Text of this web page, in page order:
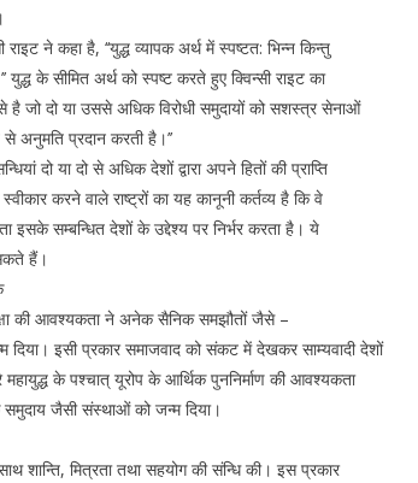
राइट ने कहा है, ‘‘युद्ध व्यापक अर्थ में स्पष्टत: भिन्न किन्तु
युद्ध के सीमित अर्थ को स्पष्ट करते हुए क्विन्सी राइट का
जो दो या उससे अधिक विरोधी समुदायों को सशस्त्र सेनाओं
अनुमति प्रदान करती है।’’
दो या दो से अधिक देशों द्वारा अपने हितों की प्राप्ति
करने वाले राष्ट्रों का यह कानूनी कर्तव्य है कि वे
इसके सम्बन्धित देशों के उद्देश्य पर निर्भर करता है। ये
हैं।
की आवश्यकता ने अनेक सैनिक समझौतों जैसे –
इसी प्रकार समाजवाद को संकट में देखकर साम्यवादी देशों
के पश्चात् यूरोप के आर्थिक पुननिर्माण की आवश्यकता
समुदाय जैसी संस्थाओं को जन्म दिया।
मित्रता तथा सहयोग की संन्धि की। इस प्रकार